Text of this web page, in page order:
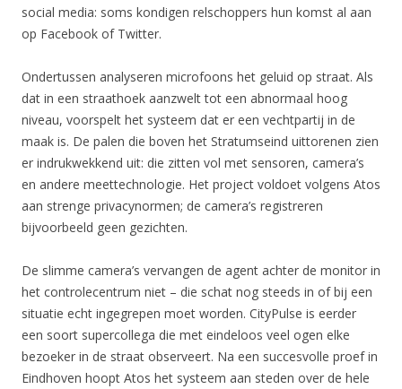
social media: soms kondigen relschoppers hun komst al aan
op Facebook of Twitter.
Ondertussen analyseren microfoons het geluid op straat. Als
dat in een straathoek aanzwelt tot een abnormaal hoog
niveau, voorspelt het systeem dat er een vechtpartij in de
maak is. De palen die boven het Stratumseind uittorenen zien
er indrukwekkend uit: die zitten vol met sensoren, camera’s
en andere meettechnologie. Het project voldoet volgens Atos
aan strenge privacynormen; de camera’s registreren
bijvoorbeeld geen gezichten.
De slimme camera’s vervangen de agent achter de monitor in
het controlecentrum niet – die schat nog steeds in of bij een
situatie echt ingegrepen moet worden. CityPulse is eerder
een soort supercollega die met eindeloos veel ogen elke
bezoeker in de straat observeert. Na een succesvolle proef in
Eindhoven hoopt Atos het systeem aan steden over de hele